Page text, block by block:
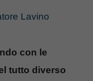
Lavino
con le
tutto diverso